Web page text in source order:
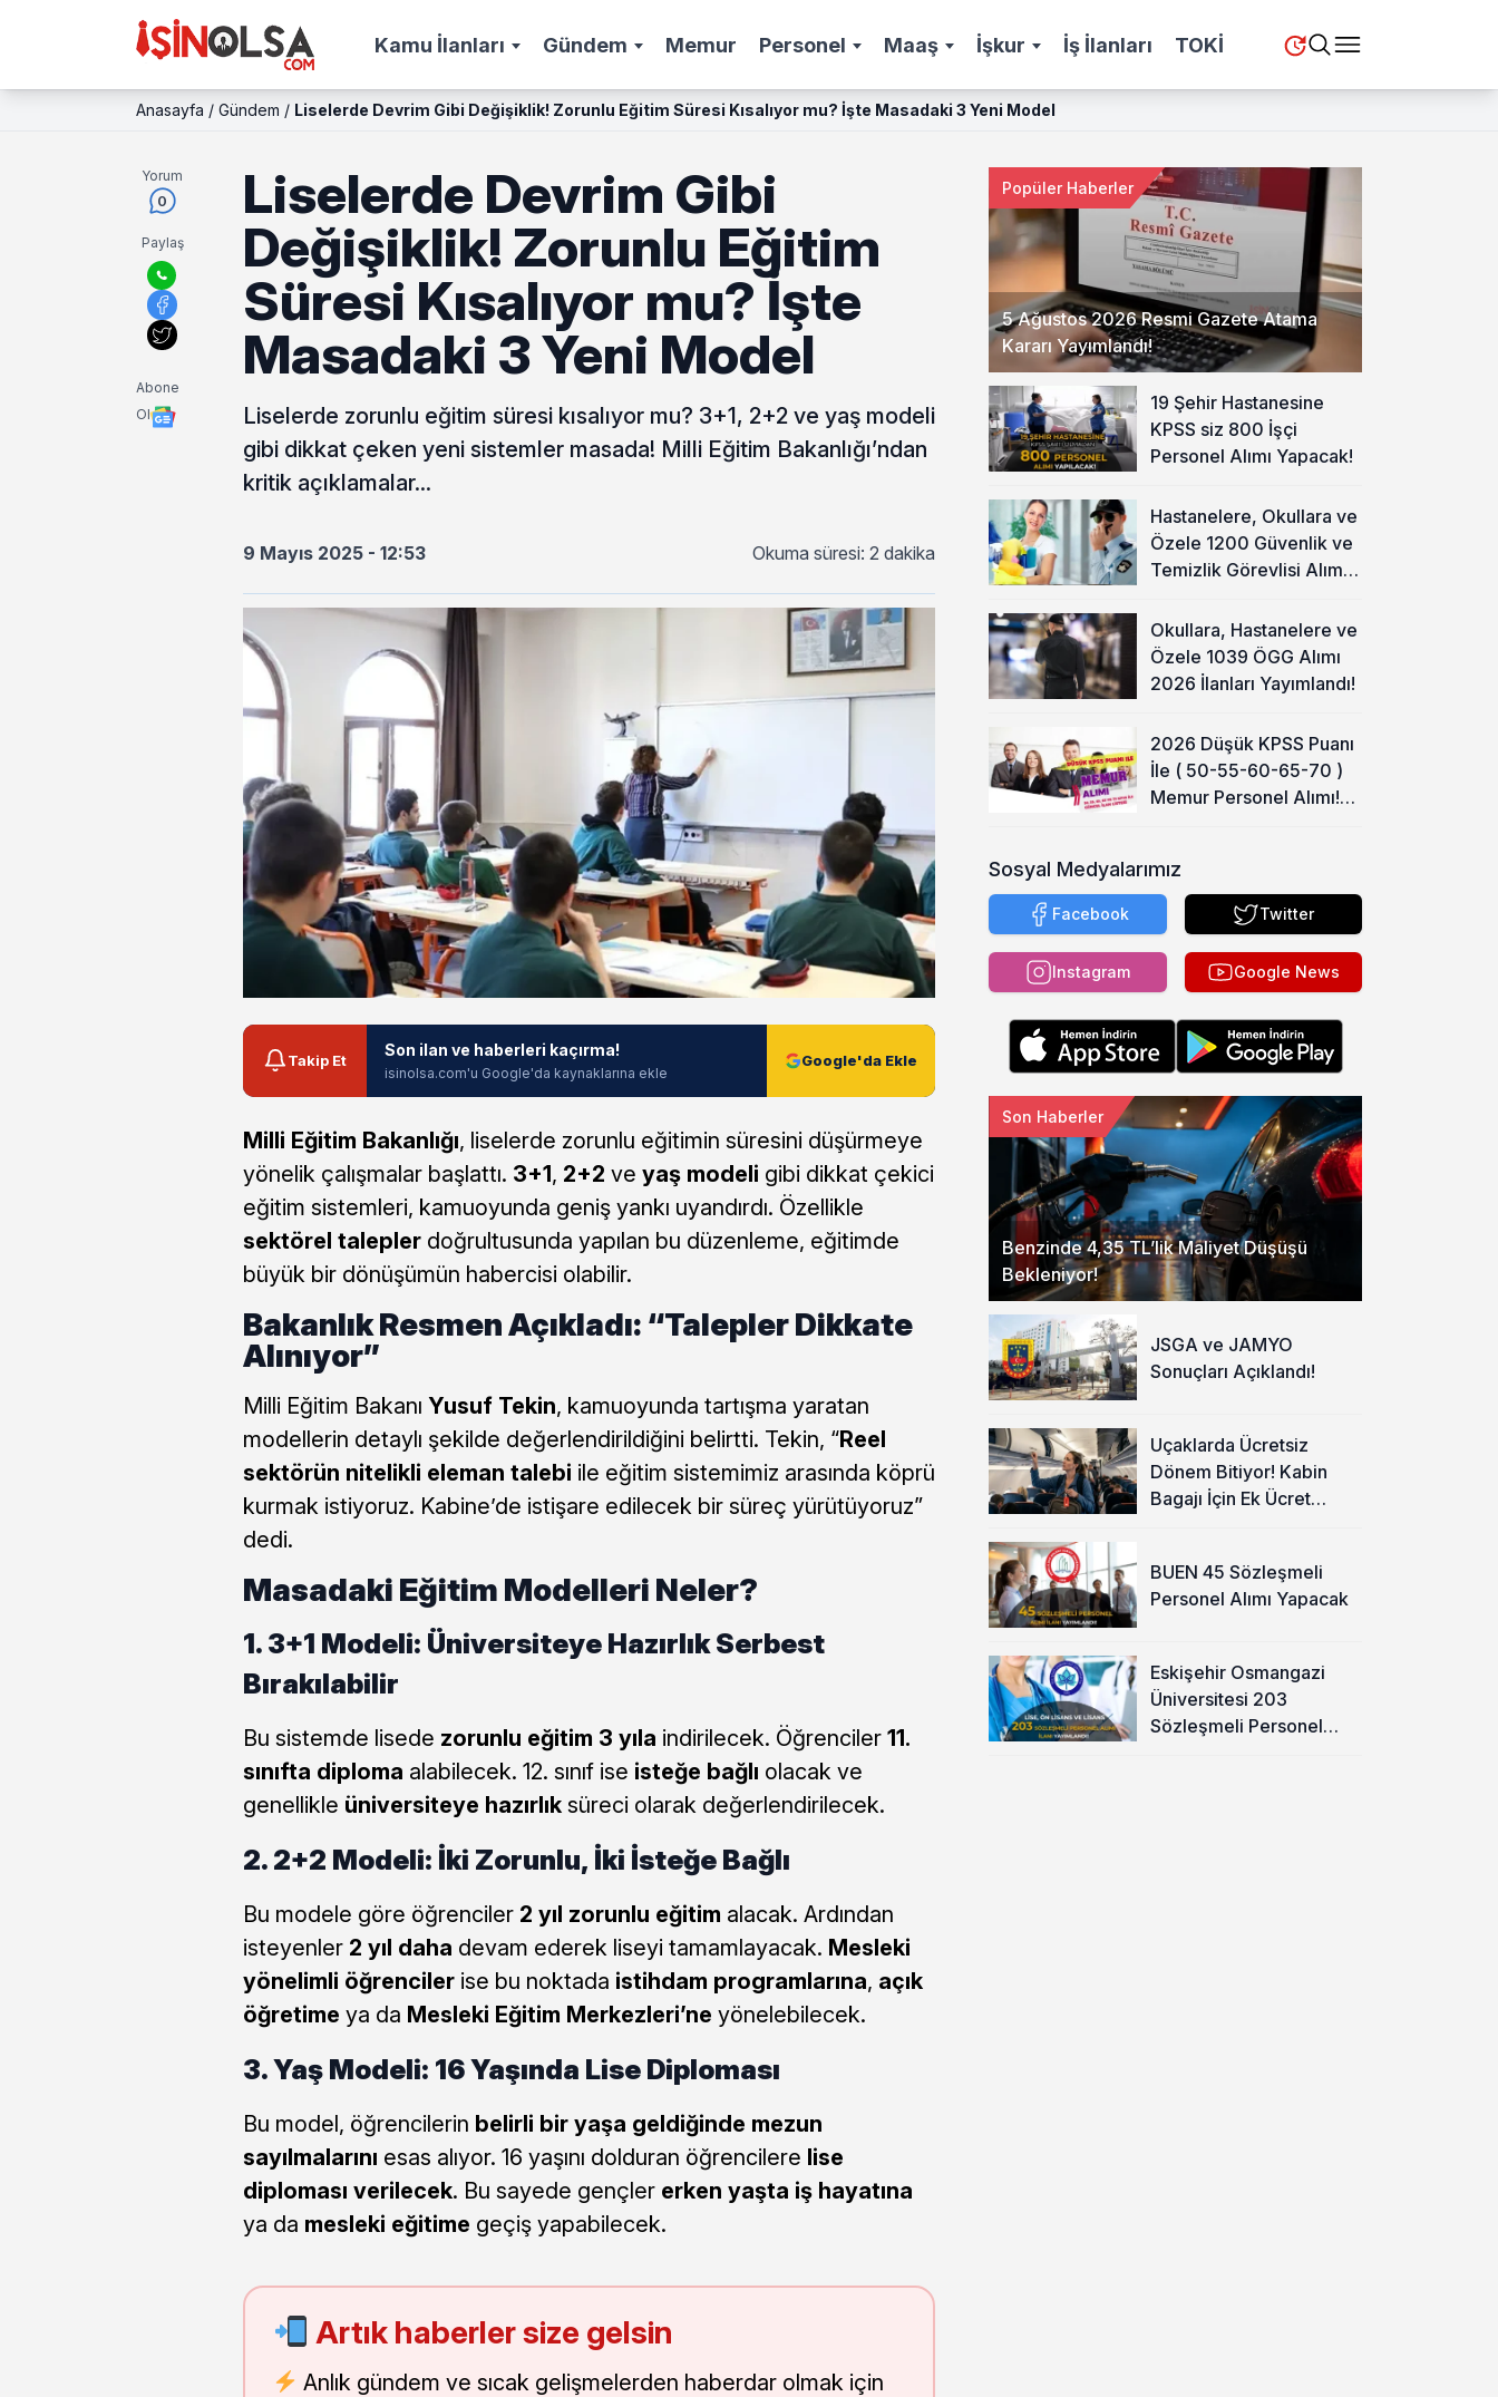
Kamu İlanları Gündem Memur Personel Maaş İşkur İş İlanları TOKİ
Anasayfa / Gündem / Liselerde Devrim Gibi Değişiklik! Zorunlu Eğitim Süresi Kısalıyor mu? İşte Masadaki 3 Yeni Model
Yorum
0
Paylaş
Abone
Ol
Liselerde Devrim Gibi
Değişiklik! Zorunlu Eğitim
Süresi Kısalıyor mu? İşte
Masadaki 3 Yeni Model
Liselerde zorunlu eğitim süresi kısalıyor mu? 3+1, 2+2 ve yaş modeli
gibi dikkat çeken yeni sistemler masada! Milli Eğitim Bakanlığı’ndan
kritik açıklamalar...
9 Mayıs 2025 - 12:53 Okuma süresi: 2 dakika
Takip Et
Son ilan ve haberleri kaçırma!
isinolsa.com'u Google'da kaynaklarına ekle
Google'da Ekle
Milli Eğitim Bakanlığı, liselerde zorunlu eğitimin süresini düşürmeye
yönelik çalışmalar başlattı. 3+1, 2+2 ve yaş modeli gibi dikkat çekici
eğitim sistemleri, kamuoyunda geniş yankı uyandırdı. Özellikle
sektörel taleplerdoğrultusunda yapılan bu düzenleme, eğitimde
büyük bir dönüşümün habercisi olabilir.
Bakanlık Resmen Açıkladı: “Talepler Dikkate
Alınıyor”
Milli Eğitim Bakanı Yusuf Tekin, kamuoyunda tartışma yaratan
modellerin detaylı şekilde değerlendirildiğini belirtti. Tekin, “Reel
sektörün nitelikli eleman talebi ile eğitim sistemimiz arasında köprü
kurmak istiyoruz. Kabine’de istişare edilecek bir süreç yürütüyoruz”
dedi.
Masadaki Eğitim Modelleri Neler?
1. 3+1 Modeli: Üniversiteye Hazırlık Serbest
Bırakılabilir
Bu sistemde lisede zorunlu eğitim 3 yıla indirilecek. Öğrenciler 11.
sınıfta diploma alabilecek. 12. sınıf ise isteğe bağlı olacak ve
genellikle üniversiteye hazırlıksüreci olarak değerlendirilecek.
2. 2+2 Modeli: İki Zorunlu, İki İsteğe Bağlı
Bu modele göre öğrenciler 2 yıl zorunlu eğitim alacak. Ardından
isteyenler 2 yıl daha devam ederek liseyi tamamlayacak. Mesleki
yönelimli öğrencilerise bu noktada istihdam programlarına, açık
öğretime ya da Mesleki Eğitim Merkezleri’ne yönelebilecek.
3. Yaş Modeli: 16 Yaşında Lise Diploması
Bu model, öğrencilerin belirli bir yaşa geldiğinde mezun
sayılmalarını esas alıyor. 16 yaşını dolduran öğrencilere lise
diploması verilecek. Bu sayede gençler erken yaşta iş hayatına
ya da mesleki eğitime geçiş yapabilecek.
Artık haberler size gelsin
Anlık gündem ve sıcak gelişmelerden haberdar olmak için
5 Ağustos 2026 Resmi Gazete Atama
Kararı Yayımlandı!
Popüler Haberler
19 Şehir Hastanesine
KPSS siz 800 İşçi
Personel Alımı Yapacak!
Hastanelere, Okullara ve
Özele 1200 Güvenlik ve
Temizlik Görevlisi Alımı
Okullara, Hastanelere ve
Özele 1039 ÖGG Alımı
2026 İlanları Yayımlandı!
2026 Düşük KPSS Puanı
İle ( 50-55-60-65-70 )
Memur Personel Alımı!
Sosyal Medyalarımız
Facebook Twitter
Instagram Google News
Benzinde 4,35 TL’lik Maliyet Düşüşü
Bekleniyor!
Son Haberler
JSGA ve JAMYO
Sonuçları Açıklandı!
Uçaklarda Ücretsiz
Dönem Bitiyor! Kabin
Bagajı İçin Ek Ücret
BUEN 45 Sözleşmeli
Personel Alımı Yapacak
Eskişehir Osmangazi
Üniversitesi 203
Sözleşmeli Personel